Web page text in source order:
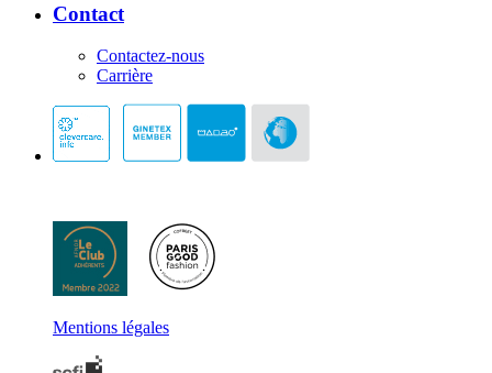
Contact
Contactez-nous
Carrière
Mentions légales